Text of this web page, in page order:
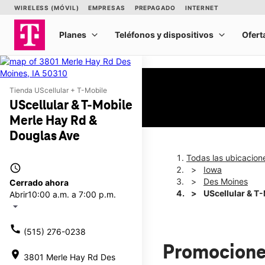
Tienda UScellular + T-Mobile
UScellular & T-Mobile
Merle Hay Rd &
Douglas Ave
access_time
Cerrado ahora
Abrir10:00 a.m. a 7:00 p.m.
arrow_drop_down
call (515) 276-0238
location_on 3801 Merle Hay Rd Des
Todas las
Iowa
Des Moines
UScellular &